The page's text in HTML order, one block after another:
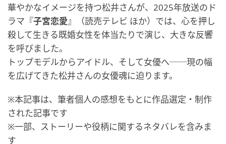
華やかなイメージを持つ松井さんが、2025年放送のド
ラマ『子宮恋愛』（読売テレビ ほか）では、心を押し
殺して生きる既婚女性を体当たりで演じ、大きな反響
を呼びました。
トップモデルからアイドル、そして女優へ──現の幅
を広げてきた松井さんの女優魂に迫ります。
※本記事は、筆者個人の感想をもとに作品選定・制作
された記事です
※一部、ストーリーや役柄に関するネタバレを含みま
す